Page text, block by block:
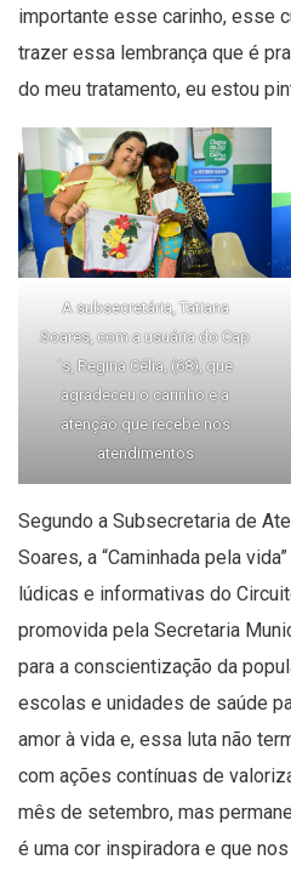
importante esse carinho, esse
trazer essa lembrança que é
do meu tratamento, eu estou
A subsecretária, Tatiana
Soares, com a usuária do Cap
´s, Regina Célia, (68), que
agradeceu o carinho e a
atenção que recebe nos
atendimentos
Segundo a Subsecretaria de
Soares, a “Caminhada pela
lúdicas e informativas do
promovida pela Secretaria
para a conscientização da
escolas e unidades de saúde
amor à vida e, essa luta não
com ações contínuas de
mês de setembro, mas
é uma cor inspiradora e que